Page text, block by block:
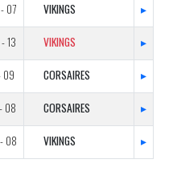
07 VIKINGS ▸
13 VIKINGS ▸
09 CORSAIRES ▸
08 CORSAIRES ▸
08 VIKINGS ▸